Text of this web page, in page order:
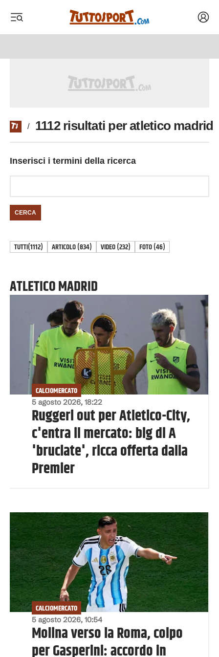
/ 1112 risultati per atletico madrid
Inserisci i termini della ricerca
CERCA
TUTTI(1112) ARTICOLO(834) VIDEO(232) FOTO(46)
ATLETICO MADRID
5 agosto 2026, 18:22
CALCIOMERCATO
Ruggeri out per Atletico-City,
c'entra il mercato: big di A
'bruciate', ricca offerta dalla
Premier
5 agosto 2026, 10:54
CALCIOMERCATO
Molina verso la Roma, colpo
per Gasperini: accordo in